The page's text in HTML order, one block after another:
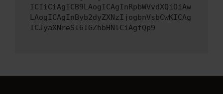
ICIiCiAgICB9LAogICAgInRpbWVvdXQiOiAw
LAogICAgInByb2dyZXNzIjogbnVsbCwKICAg
ICJyaXNreSI6IGZhbHNlCiAgfQp9